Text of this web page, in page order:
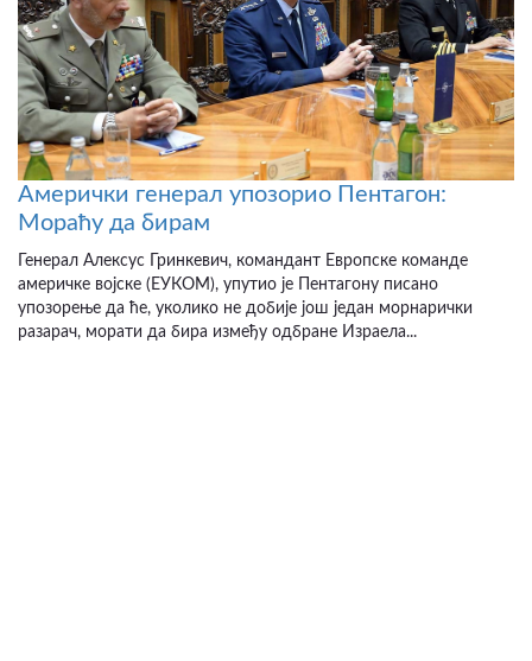
Амерички генерал упозорио Пентагон:
Мораћу да бирам
Генерал Алексус Гринкевич, командант Европске команде
америчке војске (ЕУКОМ), упутио је Пентагону писано
упозорење да ће, уколико не добије још један морнарички
разарач, морати да бира између одбране Израела...